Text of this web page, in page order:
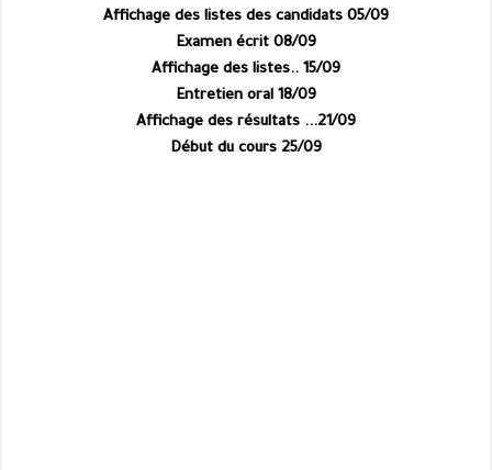
Affichage des listes des candidats 05/09
Examen écrit 08/09
Affichage des listes.. 15/09
Entretien oral 18/09
Affichage des résultats ...21/09
Début du cours 25/09